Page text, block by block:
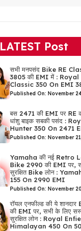
LATEST Post
सभी मनपसंद Bike RE
3805 की EMI में :
Classic 350 On EMI
Published On: November
बस 2471 की EMI पर RE
धांशु बाइक सबकी पसंद :
Hunter 350 On 2471
Published On: November
Yamaha की नई Retro
Bike 2990 की EMI पर,
सुरक्षित Bike लोन :
155 On 2990 EMI
Published On: November
रॉयल एनफील्ड की ये
की EMI पर, सभी के लिए
सुरक्षित लोन : Royal
Himalayan 450 On